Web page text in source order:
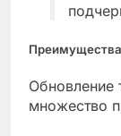
Преимущества
Обновление
множество